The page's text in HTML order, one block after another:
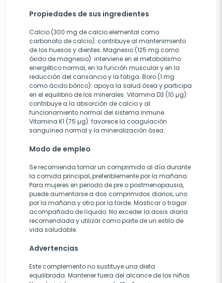
Propiedades de sus ingredientes
Calcio (300 mg de calcio elemental como
carbonato de calcio): contribuye al mantenimiento
de los huesos y dientes. Magnesio (125 mg como
óxido de magnesio): interviene en el metabolismo
energético normal, en la función muscular y en la
reducción del cansancio y la fatiga. Boro (1 mg
como ácido bórico): apoya la salud ósea y participa
en el equilibrio de los minerales. Vitamina D3 (10 µg):
contribuye a la absorción de calcio y al
funcionamiento normal del sistema inmune.
Vitamina K1 (75 µg): favorece la coagulación
sanguínea normal y la mineralización ósea.
Modo de empleo
Se recomienda tomar un comprimido al día durante
la comida principal, preferiblemente por la mañana.
Para mujeres en periodo de pre o postmenopausia,
puede aumentarse a dos comprimidos diarios, uno
por la mañana y otro por la tarde. Masticar o tragar
acompañado de líquido. No exceder la dosis diaria
recomendada y utilizar como parte de un estilo de
vida saludable.
Advertencias
Este complemento no sustituye una dieta
equilibrada. Mantener fuera del alcance de los niños.